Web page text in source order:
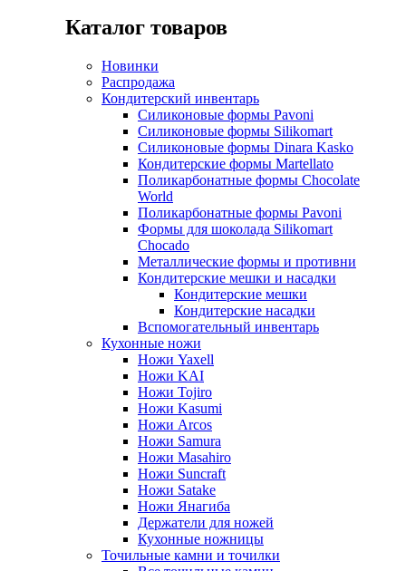
Каталог товаров
Новинки
Распродажа
Кондитерский инвентарь
Силиконовые формы Pavoni
Силиконовые формы Silikomart
Силиконовые формы Dinara Kasko
Кондитерские формы Martellato
Поликарбонатные формы Chocolate
World
Поликарбонатные формы Pavoni
Формы для шоколада Silikomart
Chocado
Металлические формы и противни
Кондитерские мешки и насадки
Кондитерские мешки
Кондитерские насадки
Вспомогательный инвентарь
Кухонные ножи
Ножи Yaxell
Ножи KAI
Ножи Tojiro
Ножи Kasumi
Ножи Arcos
Ножи Samura
Ножи Masahiro
Ножи Suncraft
Ножи Satake
Ножи Янагиба
Держатели для ножей
Кухонные ножницы
Точильные камни и точилки